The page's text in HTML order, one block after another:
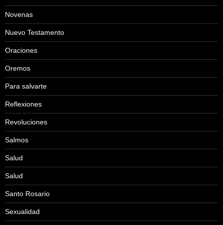
Novenas
Nuevo Testamento
Oraciones
Oremos
Para salvarte
Reflexiones
Revoluciones
Salmos
Salud
Salud
Santo Rosario
Sexualidad